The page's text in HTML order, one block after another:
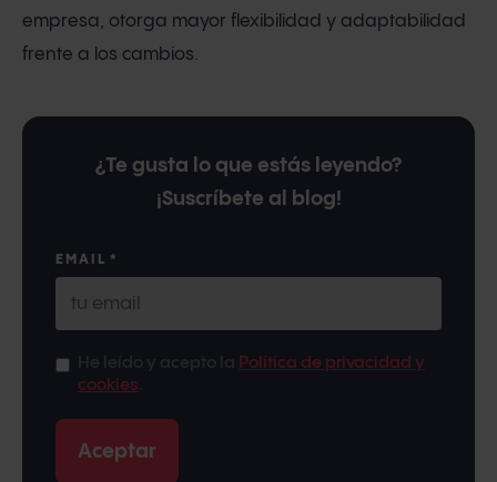
empresa, otorga mayor flexibilidad y adaptabilidad
frente a los cambios.
¿Te gusta lo que estás leyendo?
¡Suscríbete al blog!
EMAIL *
Política de privacidad y
cookies